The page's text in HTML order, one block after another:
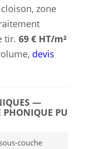
zone
tir. 69 € HT/m²
devis
—
PHONIQUE PU
couche